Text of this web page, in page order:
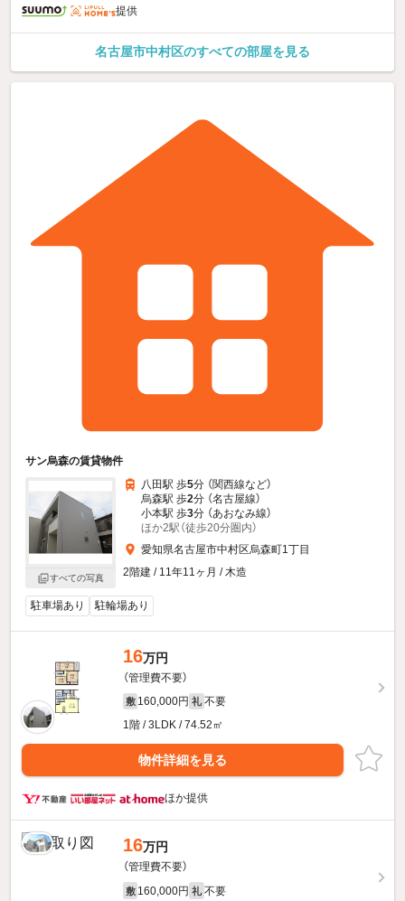
提供
名古屋市中村区のすべての部屋を見る
サン烏森の賃貸物件
すべての写真
八田駅 歩5分 （関西線など）
烏森駅 歩2分 （名古屋線）
小本駅 歩3分 （あおなみ線）
ほか2駅（徒歩20分圏内）
愛知県名古屋市中村区烏森町1丁目
2階建 / 11年11ヶ月 / 木造
駐車場あり 駐輪場あり
16万円
（管理費不要）
敷 160,000円 礼 不要
1階 / 3LDK / 74.52㎡
物件詳細を見る
ほか提供
16万円
（管理費不要）
敷 160,000円 礼 不要